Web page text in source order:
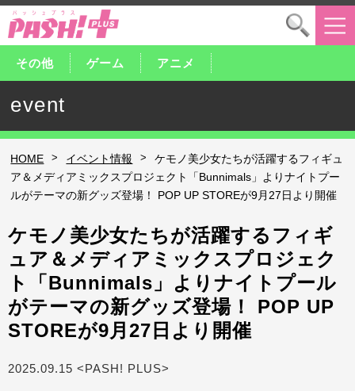
その他 ゲーム アニメ
event
HOME > イベント情報 >
ケモノ美少女たちが活躍するフィギュ
ア＆メディアミックスプロジェクト「Bunnimals」よりナイトプー
ルがテーマの新グッズ登場！ POP UP STOREが9月27日より開催
ケモノ美少女たちが活躍するフィギ
ュア＆メディアミックスプロジェク
ト「Bunnimals」よりナイトプール
がテーマの新グッズ登場！ POP UP
STOREが9月27日より開催
2025.09.15 <PASH! PLUS>